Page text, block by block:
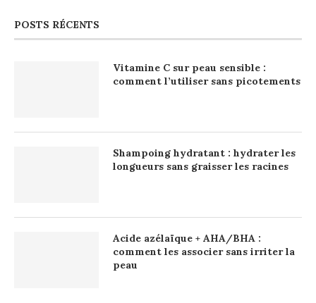
POSTS RÉCENTS
Vitamine C sur peau sensible :
comment l’utiliser sans picotements
Shampoing hydratant : hydrater les
longueurs sans graisser les racines
Acide azélaïque + AHA/BHA :
comment les associer sans irriter la
peau